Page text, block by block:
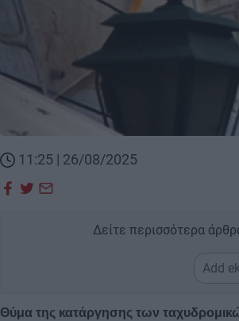
11:25 | 26/08/2025
Δείτε περισσότερα
Add
Θύμα της κατάργησης των